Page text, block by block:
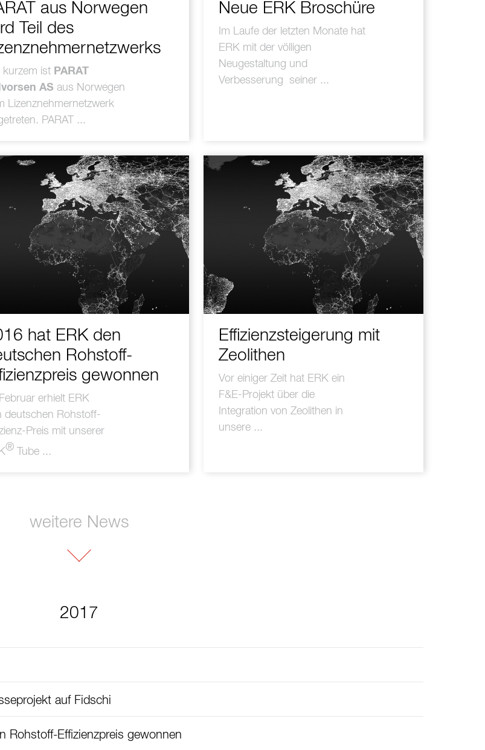
aus Norwegen
Teil des
kurzem ist PARAT
AS aus Norwegen
Lizenznehmernetzwerk
PARAT ...
Neue ERK Broschüre
Im Laufe der letzten Monate hat
ERK mit der völligen
Neugestaltung und
Verbesserung seiner ...
hat ERK den
Rohstoff-
gewonnen
erhielt ERK
deutschen Rohstoff-
Preis mit unserer
®Tube ...
Effizienzsteigerung mit
Zeolithen
Vor einiger Zeit hat ERK ein
F&E-Projekt über die
Integration von Zeolithen in
unsere ...
weitere News
2017
auf Fidschi
Rohstoff-Effizienzpreis gewonnen